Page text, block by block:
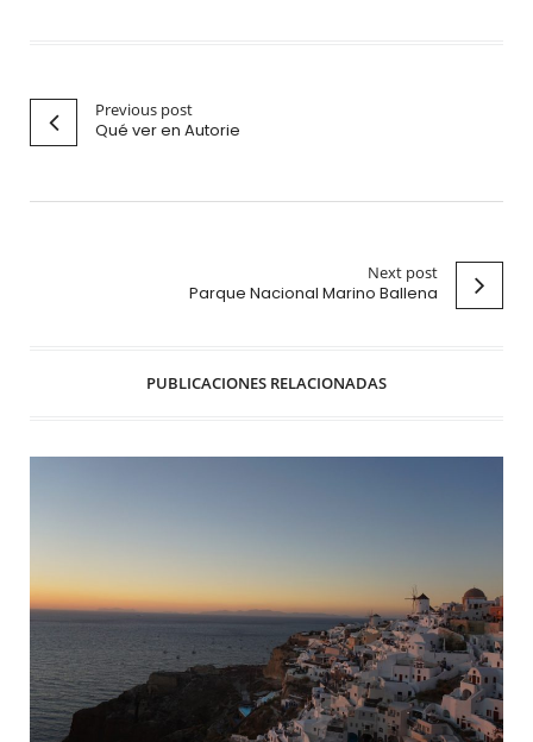
Previous post
Qué ver en Autorie
Next post
Parque Nacional Marino Ballena
PUBLICACIONES RELACIONADAS